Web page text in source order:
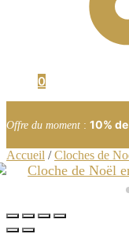
0
Offre du moment : 10%
Accueil /Cloches de